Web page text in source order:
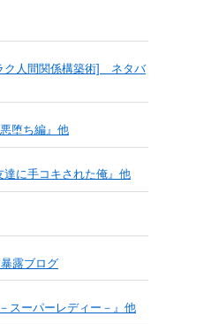
ク人間関係構築術] ネタバ
堕ち編』他
達に手コキされた俺』他
露ブログ
スーパーレディー－』他